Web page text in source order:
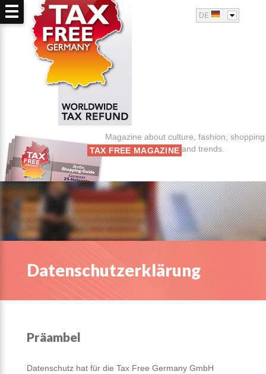
Jump to navigation
DE
Magazine about culture, fashion, shopping
and trends.
TAX FREE MAGAZINE
Datenschutzerklärung
Präambel
Datenschutz hat für die Tax Free Germany GmbH